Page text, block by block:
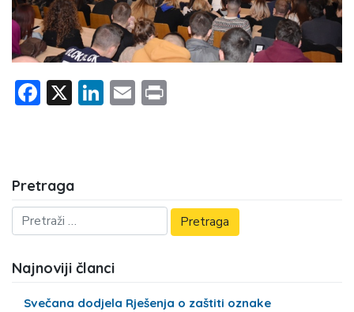
Facebook
X LinkedIn
Email
Pretraga
Najnoviji članci
Svečana dodjela Rješenja o zaštiti oznake